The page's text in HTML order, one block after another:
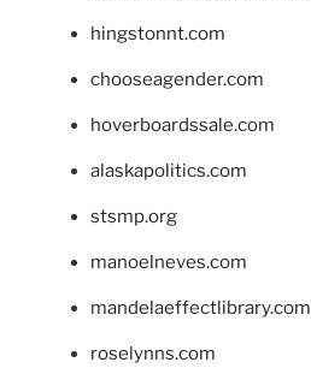
hingstonnt.com
chooseagender.com
hoverboardssale.com
alaskapolitics.com
stsmp.org
manoelneves.com
mandelaeffectlibrary.com
roselynns.com